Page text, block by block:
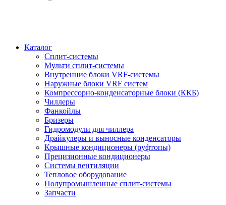
Каталог
Сплит-системы
Мульти сплит-системы
Внутренние блоки VRF-cистемы
Наружные блоки VRF cистем
Компрессорно-конденсаторные блоки (ККБ)
Чиллеры
Фанкойлы
Бризеры
Гидромодули для чиллера
Драйкулеры и выносные конденсаторы
Крышные кондиционеры (руфтопы)
Прецизионные кондиционеры
Системы вентиляции
Тепловое оборудование
Полупромышленные сплит-системы
Запчасти